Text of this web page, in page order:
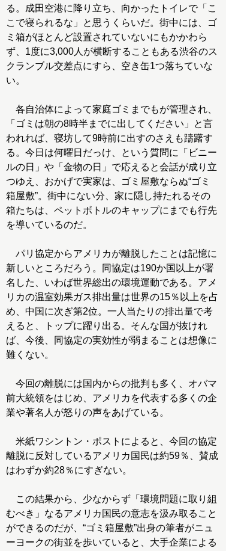
る。成田空港に降り立ち、向かったトイレで「こ
こで寝られるな」と思うくらいだ。街中には、ゴ
ミ箱がほとんど設置されていないにもかかわら
ず、1度に3,000人が横断することもある渋谷のス
クランブル交差点にすら、空き缶1つ落ちていな
い。
各自治体によって家庭ゴミまでもが管理され、
「ゴミは朝の8時半までに出してください」と言
われれば、寝坊して9時前に出すのさえも躊躇す
る。今日は何曜日だっけ、という質問に「ビニー
ルの日」や「金物の日」で応えると会話が成り立
つゆえ、おかげで実家は、ゴミ屋敷ならぬ“ゴミ
箱屋敷”。街中にない分、家に隠し持たれるその
箱たちは、ペットボトルのキャップにまでも行先
を導いているのだ。
パリ協定からアメリカが離脱したことは記憶に
新しいところだろう。同協定は190か国以上が署
名した、いわば世界総出の環境運動である。アメ
リカの温室効果ガス排出量は世界の15％以上を占
め、中国に次ぎ第2位。一人当たりの排出量で考
えると、トップに躍り出る。そんな国が抜けれ
ば、今後、同協定の実効性が弱まることは想像に
難くない。
今回の離脱には国内からの批判も多く、オバマ
前大統領をはじめ、アメリカを代表する多くの企
業や著名人が怒りの声をあげている。
米紙ワシントン・ポストによると、今回の協定
離脱に反対しているアメリカ国民は約59％、賛成
はわずか約28％にすぎない。
この結果から、少なからず「環境問題に取り組
むべき」なるアメリカ国民の意志を汲み取ること
ができるのだが、“ゴミ箱屋敷”出身の筆者がニュ
ーヨークの街並を歩いていると、大手企業による